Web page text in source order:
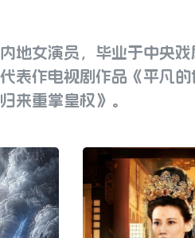
地女演员，毕业于中央
表作电视剧作品《平凡
来重掌皇权》。